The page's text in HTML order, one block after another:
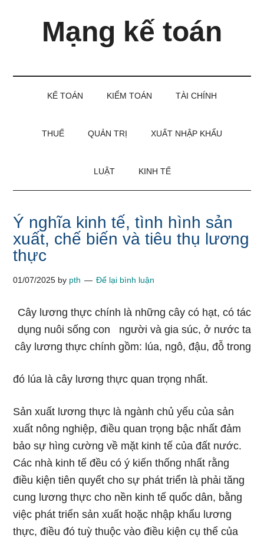
Mạng kế toán
KẾ TOÁN KIỂM TOÁN TÀI CHÍNH
THUẾ QUẢN TRỊ XUẤT NHẬP KHẨU
LUẬT KINH TẾ
Ý nghĩa kinh tế, tình hình sản
xuất, chế biến và tiêu thụ lương
thực
01/07/2025 by pth Để lại bình luận
Cây lương thực chính là những cây có hạt, có tác
dụng nuôi sống con người và gia súc, ở nước ta
cây lương thực chính gồm: lúa, ngô, đậu, đỗ trong
đó lúa là cây lương thực quan trọng nhất.
Sản xuất lương thực là ngành chủ yếu của sản
xuất nông nghiệp, điều quan trọng bậc nhất đảm
bảo sự hìng cường về mặt kinh tế của đất nước.
Các nhà kinh tế đều có ý kiến thống nhất rằng
điều kiện tiên quyết cho sự phát triển là phải tăng
cung lương thực cho nền kinh tế quốc dân, bằng
việc phát triển sản xuất hoặc nhập khẩu lương
thực, điều đó tuỳ thuộc vào điều kiện cụ thể của